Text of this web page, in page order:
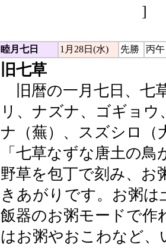
]
睦月七日 1月28日(水) 先勝 丙午
旧七草
旧暦の一月七日、七
リ、ナズナ、ゴギョ
ナ（蕪）、スズシロ（
「七草なずな唐土の
野草を包丁で刻み、お
きあがりです。お粥
飯器のお粥モードで作
はお粥やおこわなど